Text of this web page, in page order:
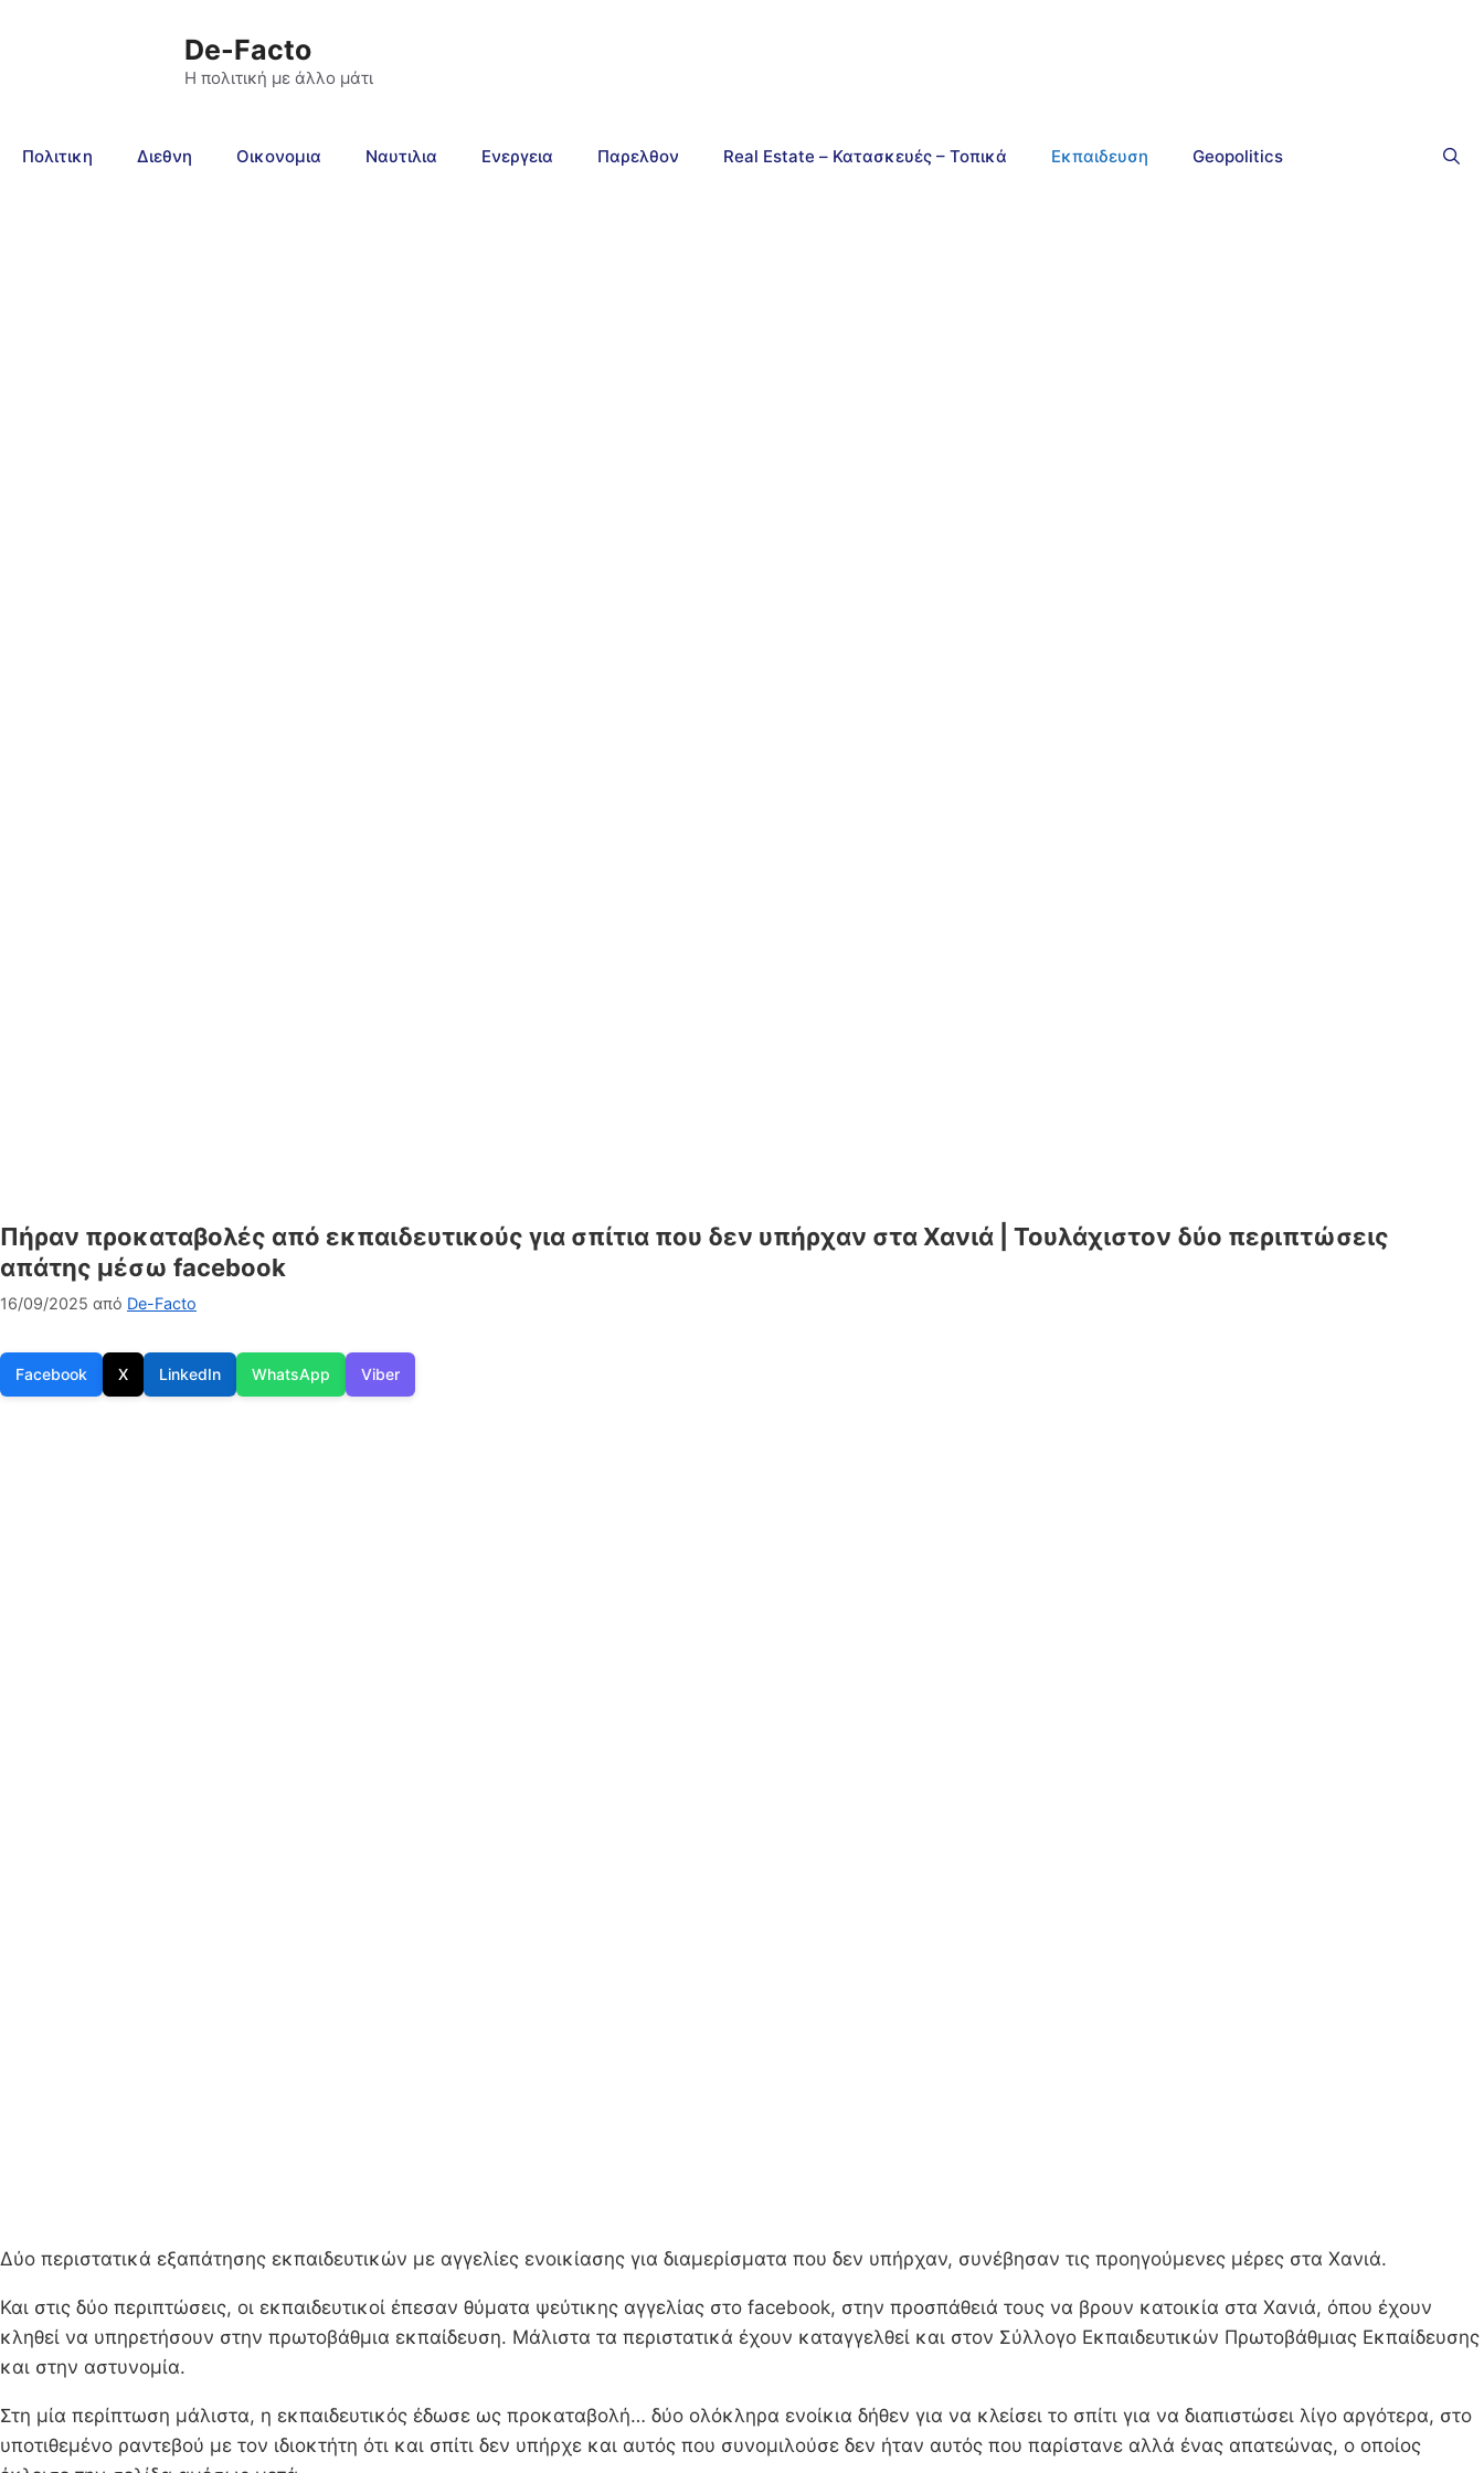
De-Facto
Η πολιτική με άλλο μάτι
Πολιτικη Διεθνη Οικονομια Ναυτιλια Ενεργεια Παρελθον Real Estate – Κατασκευές – Τοπικά Εκπαιδευση Geopolitics
Πήραν προκαταβολές από εκπαιδευτικούς για σπίτια που δεν υπήρχαν στα Χανιά | Τουλάχιστον δύο περιπτώσεις
απάτης μέσω facebook
16/09/2025 από De-Facto
Facebook X LinkedIn WhatsApp Viber
Δύο περιστατικά εξαπάτησης εκπαιδευτικών με αγγελίες ενοικίασης για διαμερίσματα που δεν υπήρχαν, συνέβησαν τις προηγούμενες μέρες στα Χανιά.
Και στις δύο περιπτώσεις, οι εκπαιδευτικοί έπεσαν θύματα ψεύτικης αγγελίας στο facebook, στην προσπάθειά τους να βρουν κατοικία στα Χανιά, όπου έχουν
κληθεί να υπηρετήσουν στην πρωτοβάθμια εκπαίδευση. Μάλιστα τα περιστατικά έχουν καταγγελθεί και στον Σύλλογο Εκπαιδευτικών Πρωτοβάθμιας Εκπαίδευσης
και στην αστυνομία.
Στη μία περίπτωση μάλιστα, η εκπαιδευτικός έδωσε ως προκαταβολή… δύο ολόκληρα ενοίκια δήθεν για να κλείσει το σπίτι για να διαπιστώσει λίγο αργότερα, στο
υποτιθεμένο ραντεβού με τον ιδιοκτήτη ότι και σπίτι δεν υπήρχε και αυτός που συνομιλούσε δεν ήταν αυτός που παρίστανε αλλά ένας απατεώνας, ο οποίος